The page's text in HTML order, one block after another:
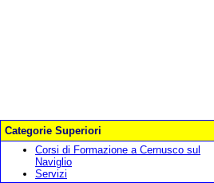
Categorie Superiori
Corsi di Formazione a Cernusco sul
Naviglio
Servizi